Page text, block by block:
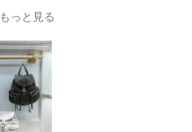
もっと見る